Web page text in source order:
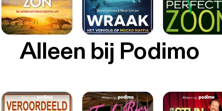
Alleen bij Podimo